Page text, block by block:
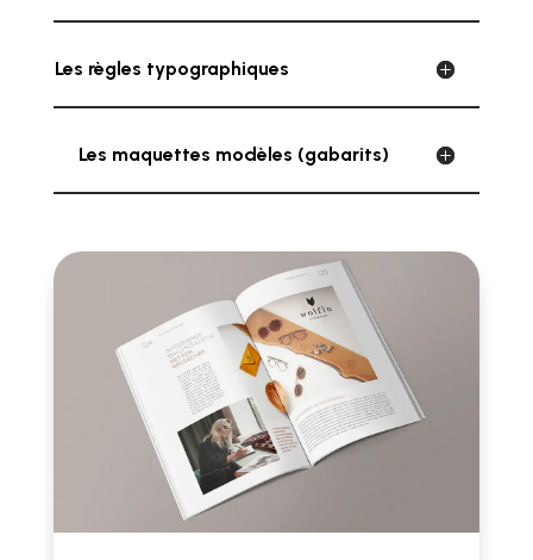
Les règles typographiques
Les maquettes modèles (gabarits)